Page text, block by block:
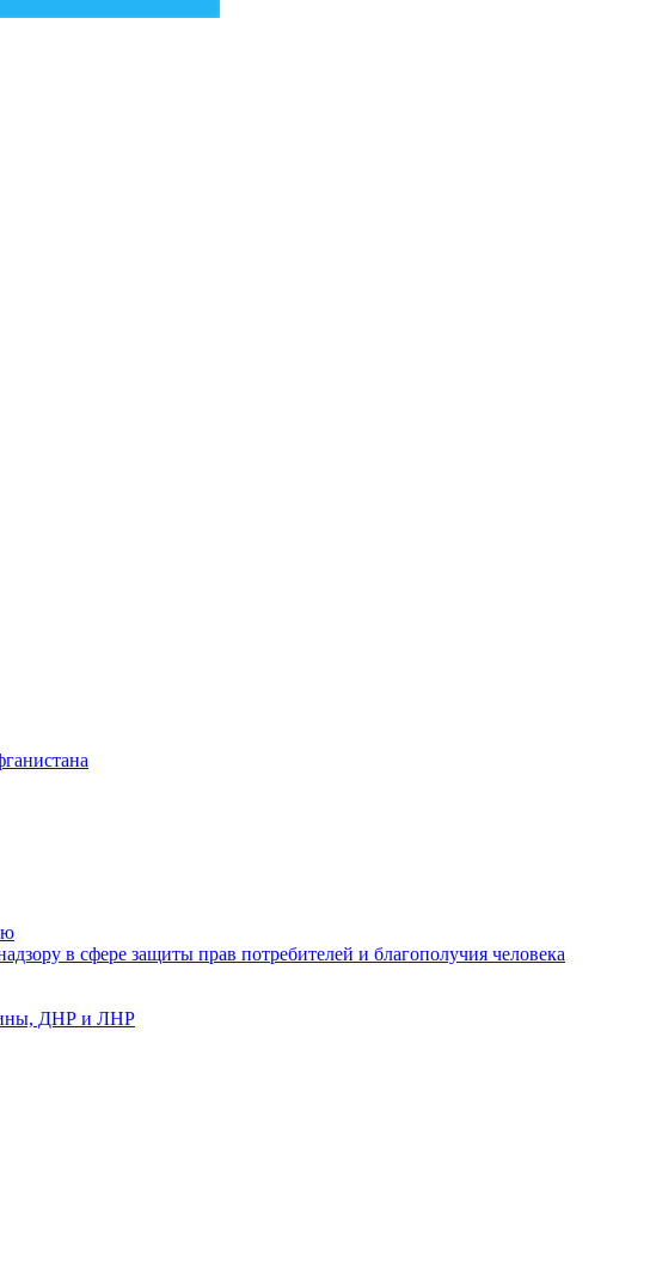
в сфере защиты прав потребителей и благополучия человека
ДНР и ЛНР